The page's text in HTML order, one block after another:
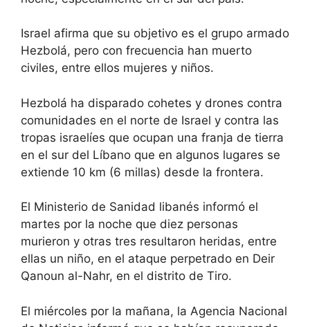
Israel afirma que su objetivo es el grupo armado
Hezbolá, pero con frecuencia han muerto
civiles, entre ellos mujeres y niños.
Hezbolá ha disparado cohetes y drones contra
comunidades en el norte de Israel y contra las
tropas israelíes que ocupan una franja de tierra
en el sur del Líbano que en algunos lugares se
extiende 10 km (6 millas) desde la frontera.
El Ministerio de Sanidad libanés informó el
martes por la noche que diez personas
murieron y otras tres resultaron heridas, entre
ellas un niño, en el ataque perpetrado en Deir
Qanoun al-Nahr, en el distrito de Tiro.
El miércoles por la mañana, la Agencia Nacional